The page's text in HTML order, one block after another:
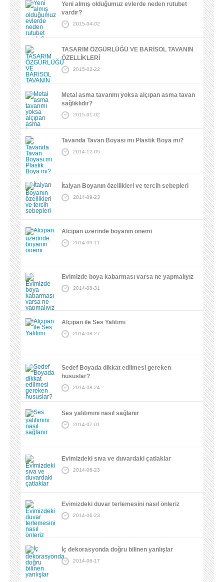
Yeni almış olduğumuz evlerde neden rutubet
vardır?
2015-04-02
TASARIM ÖZGÜRLÜĞÜ VE BARİSOL TAVANIN
ÖZELLİKLERİ
2015-02-22
Metal asma tavanmı yoksa alçıpan asma tavan
sağlıklıdır?
2015-01-02
Tavanda Tavan Boyası mı Plastik Boya mı?
2014-12-05
İtalyan Boyanın özellikleri ve tercih sebepleri
2014-09-23
Alcipan üzerinde boyanın önemi
2014-09-11
Evimizde boya kabarması varsa ne yapmalıyız
2014-08-31
Alçıpan ile Ses Yalıtımı
2014-08-27
Sedef Boyada dikkat edilmesi gereken
hususlar?
2014-08-24
Ses yalıtımını nasıl sağlanır
2014-07-01
Evimizdeki sıva ve duvardaki çatlaklar
2014-06-23
Evimizdeki duvar terlemesini nasıl önleriz
2014-06-23
İç dekorasyonda doğru bilinen yanlışlar
2014-06-17